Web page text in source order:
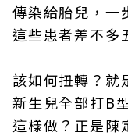
傳染給胎兒，一
這些患者差不多
該如何扭轉？就
新生兒全部打B
這樣做？正是陳